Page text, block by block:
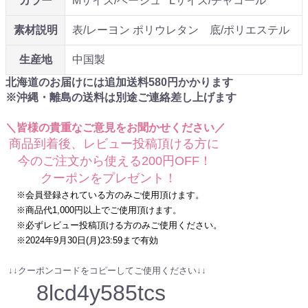
素材説明 表/レーヨン ポリウレタン 底/ポリエステル
生産地
中国製
北海道のお届けには追加送料580円かかります
※沖縄・離島の送料は別途ご連絡差し上げます
＼皆様の貴重なご意見をお聞かせください／
商品到着後、レビュー投稿頂ける方に
今のご注文から使える200円OFF！
クーポンをプレゼント！
※会員登録されている方のみご使用頂けます。
※商品代1,000円以上でご使用頂けます。
※必ずレビュー投稿頂ける方のみご使用ください。
※2024年9月30日(月)23:59まで有効
↓↓クーポンコードをコピーしてご使用ください↓↓
8lcd4y585tcs